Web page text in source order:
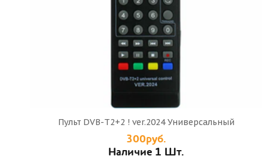
Пульт DVB-T2+2 ! ver.2024 Универсальный
300руб.
Наличие 1 Шт.